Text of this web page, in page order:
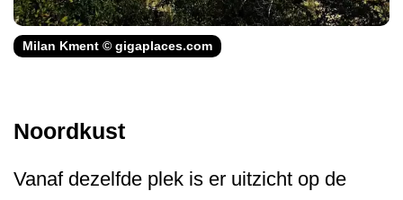
Milan Kment © gigaplaces.com
Noordkust
Vanaf dezelfde plek is er uitzicht op de